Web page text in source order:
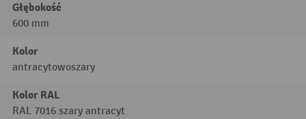
Głębokość
600 mm
Kolor
antracytowoszary
Kolor RAL
RAL 7016 szary antracyt